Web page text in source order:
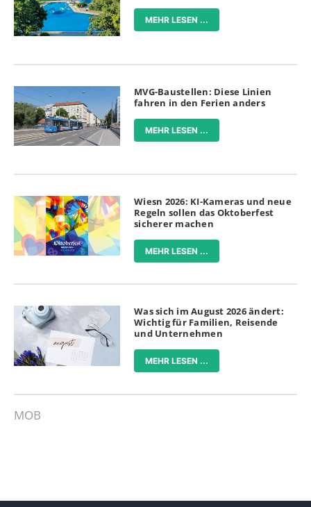
MEHR LESEN ...
MVG-Baustellen: Diese Linien
fahren in den Ferien anders
MEHR LESEN ...
Wiesn 2026: KI-Kameras und neue
Regeln sollen das Oktoberfest
sicherer machen
MEHR LESEN ...
Was sich im August 2026 ändert:
Wichtig für Familien, Reisende
und Unternehmen
MEHR LESEN ...
MOB